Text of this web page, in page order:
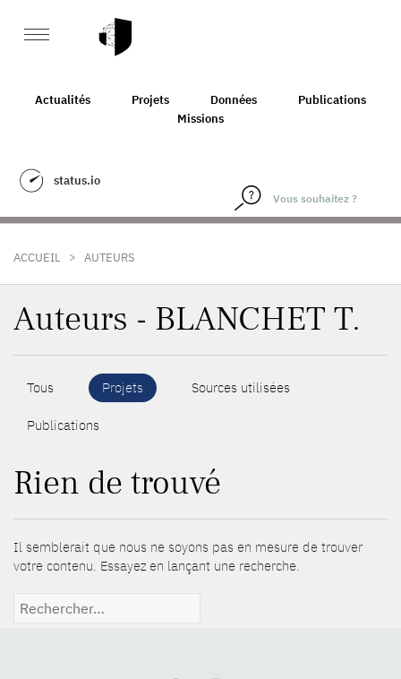
Actualités Projets Données
Publications
Missions
status.io
ACCUEIL > AUTEURS
Auteurs - BLANCHET T.
Tous Projets Sources utilisées
Publications
Rien de trouvé
Il semblerait que nous ne soyons pas en mesure de trouver
votre contenu. Essayez en lançant une recherche.
Rechercher :